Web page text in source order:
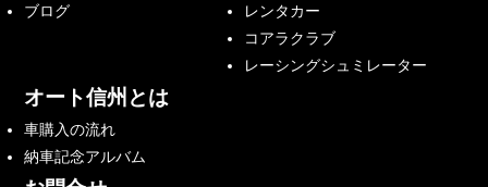
ブログ
レンタカー
コアラクラブ
レーシングシュミレーター
オート信州とは
車購入の流れ
納車記念アルバム